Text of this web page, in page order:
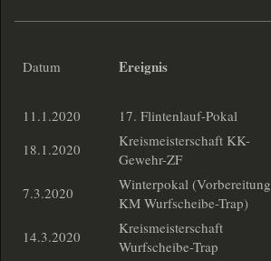
Datum Ereignis
11.1.2020 17. Flintenlauf-Pokal
18.1.2020
Kreismeisterschaft KK-
Gewehr-ZF
7.3.2020
Winterpokal (Vorbereitung
KM Wurfscheibe-Trap)
14.3.2020
Kreismeisterschaft
Wurfscheibe-Trap